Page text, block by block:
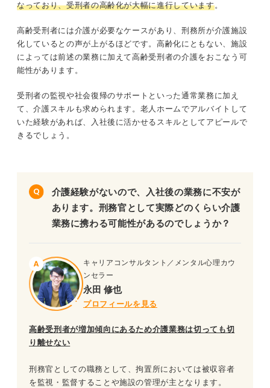
なっており、受刑者の高齢化が大幅に進行しています。
高齢受刑者には介護が必要なケースがあり、刑務所が介護施設
化しているとの声が上がるほどです。高齢化にともない、施設
によっては前述の業務に加えて高齢受刑者の介護をおこなう可
能性があります。
受刑者の監視や社会復帰のサポートといった通常業務に加え
て、介護スキルも求められます。老人ホームでアルバイトして
いた経験があれば、入社後に活かせるスキルとしてアピールで
きるでしょう。
介護経験がないので、入社後の業務に不安が
あります。刑務官として実際どのくらい介護
業務に携わる可能性があるのでしょうか？
キャリアコンサルタント／メンタル心理カウ
ンセラー
永田 修也
プロフィールを見る
高齢受刑者が増加傾向にあるため介護業務は切っても切
り離せない
刑務官としての職務として、拘置所においては被収容者
を監視・監督することや施設の管理が主となります。